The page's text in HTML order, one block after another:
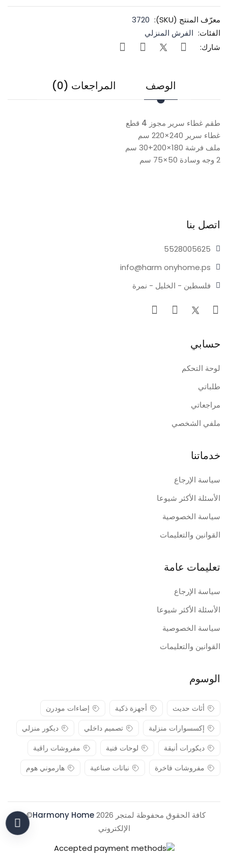
معرّف المنتج (SKU):
3720
الفئات: الفرش المنزلي
شارك:
الوصف المراجعات (0)
طقم غطاء سرير مجوز 4 قطع
غطاء سرير 240×220 سم
ملف فرشة 180×200+30 سم
2 وجه وسادة 50×75 سم
اتصل بنا
05625
55280
info@harm onyhome.ps
فلسطين - الخليل - نمرة
حسابي
لوحة التحكم
طلباتي
مراجعاتي
ملفي الشخصي
خدماتنا
سياسة الإرجاع
الأسئلة الأكثر شيوعا
سياسة الخصوصية
القوانين والتعليمات
تعليمات عامة
سياسة الإرجاع
الأسئلة الأكثر شيوعا
سياسة الخصوصية
القوانين والتعليمات
الوسوم
أثاث حديث أجهزة ذكية
إضاءات مودرن
إكسسوارات منزلية
تصميم داخلي
ديكور منزلي
ديكورات أنيقة
لوحات فنية
مفروشات راقية
مفروشات فاخرة
نباتات صناعية هارموني هوم
كافة الحقوق محفوظة لمتجر 2026 Harmony Home
© .
الإلكتروني